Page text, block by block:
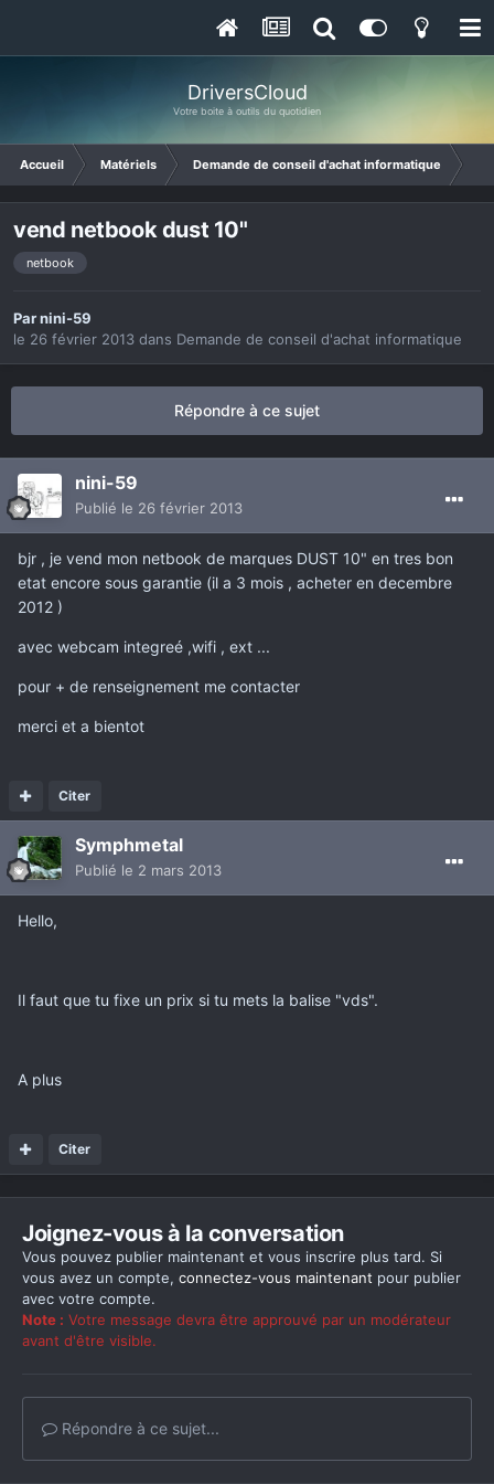
DriversCloud
Votre boite à outils du quotidien
Accueil Matériels Demande de conseil d'achat informatique
vend netbook dust 10"
netbook
Parnini-59
le 26 février 2013 dans Demande de conseil d'achat informatique
Répondre à ce sujet
nini-59
Publié le 26 février 2013
bjr , je vend mon netbook de marques DUST 10" en tres bon
etat encore sous garantie (il a 3 mois , acheter en decembre
2012 )
avec webcam integreé ,wifi , ext ...
pour + de renseignement me contacter
merci et a bientot
Citer
Symphmetal
Publié le 2 mars 2013
Hello,
Il faut que tu fixe un prix si tu mets la balise "vds".
A plus
Citer
Joignez-vous à la conversation
Vous pouvez publier maintenant et vous inscrire plus tard. Si
vous avez un compte, connectez-vous maintenant pour publier
avec votre compte.
Note : Votre message devra être approuvé par un modérateur
avant d'être visible.
Répondre à ce sujet...